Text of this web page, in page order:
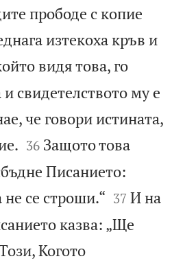
прободе с копие
изтекоха кръв и
видя това, го
и свидетелството му е
че говори истината,


36 Защото това
Писанието:
не се строши.“ 

37 И на
казва: „Ще
Когото